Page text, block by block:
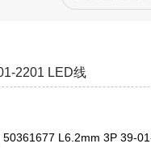
2201 LED线
L6.2mm 3P 39-